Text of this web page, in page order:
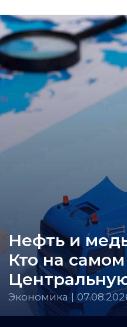
Нефть и
Кто на
Экономика |